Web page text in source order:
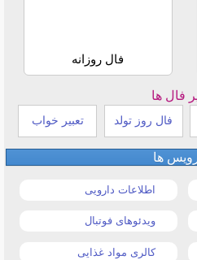
فال روزانه
فال ها
فال روز تولد تعبیر خواب
ها
اطلاعات دارویی
ویدئوهای فوتبال
کالری مواد غذایی